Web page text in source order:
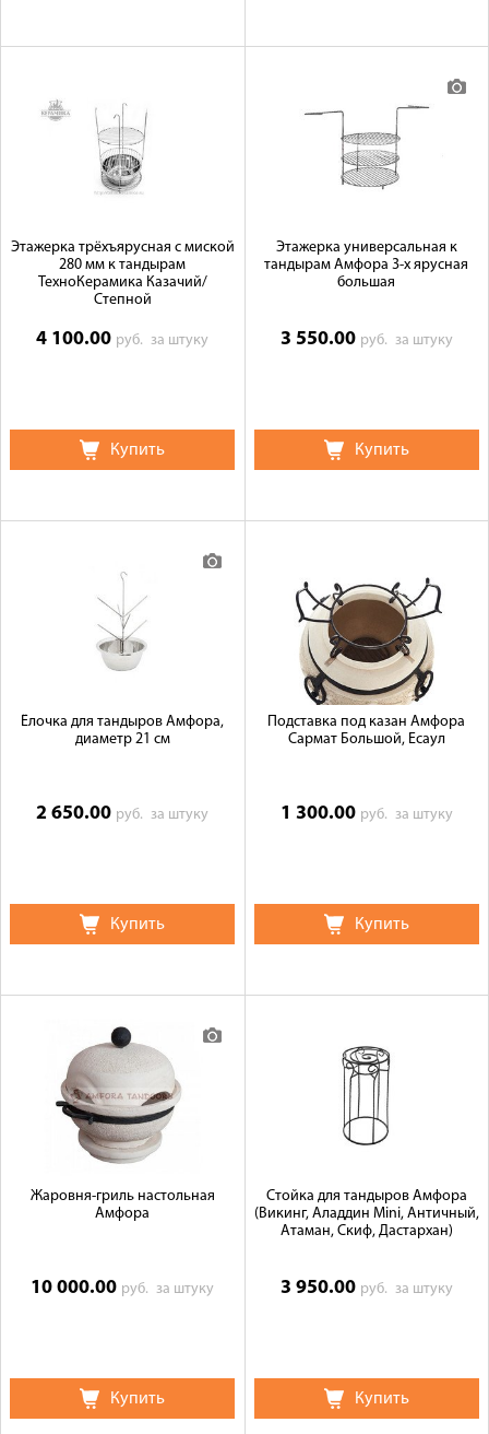
Этажерка трёхъярусная с миской
280 мм к тандырам
ТехноКерамика Казачий/
Степной
4 100.00 руб.за штуку
Купить
Этажерка универсальная к
тандырам Амфора 3-х ярусная
большая
3 550.00 руб. за штуку
Купить
Ёлочка для тандыров Амфора,
диаметр 21 см
2 650.00 руб.за штуку
Купить
Подставка под казан Амфора
Сармат Большой, Есаул
1 300.00 руб. за штуку
Купить
Жаровня-гриль настольная
Амфора
10 000.00 руб.за штуку
Купить
Стойка для тандыров Амфора
(Викинг, Аладдин Mini, Античный,
Атаман, Скиф, Дастархан)
3 950.00 руб. за штуку
Купить